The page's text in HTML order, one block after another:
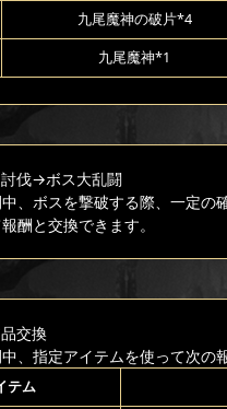
九尾魔神の破片*4
九尾魔神*1
伐→ボス大乱闘
、ボスを撃破する際、一定の
酬と交換できます。
交換
、指定アイテムを使って次の
テム